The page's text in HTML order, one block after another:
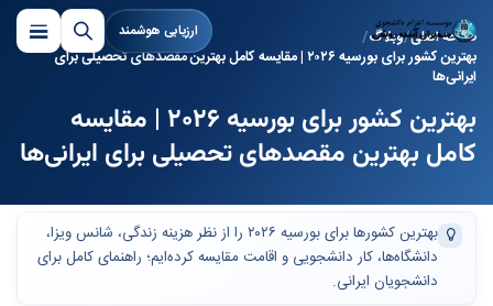
ارزیابی هوشمند صفحه اصلی وبلاگ
بهترین کشور برای بورسیه ۲۰۲۶ | مقایسه کامل بهترین مقصدهای تحصیلی برای
ایرانی‌ها
بهترین کشور برای بورسیه ۲۰۲۶ | مقایسه
کامل بهترین مقصدهای تحصیلی برای ایرانی‌ها
بهترین کشورها برای بورسیه ۲۰۲۶ را از نظر هزینه زندگی، شانس ویزا،
دانشگاه‌ها، کار دانشجویی و اقامت مقایسه کرده‌ایم؛ راهنمای کامل برای
دانشجویان ایرانی.